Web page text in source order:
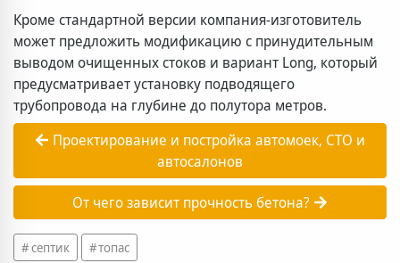
Кроме стандартной версии компания-изготовитель
может предложить модификацию с принудительным
выводом очищенных стоков и вариант Long, который
предусматривает установку подводящего
трубопровода на глубине до полутора метров.
Проектирование и постройка автомоек, СТО и
автосалонов
От чего зависит прочность бетона?
септик топас